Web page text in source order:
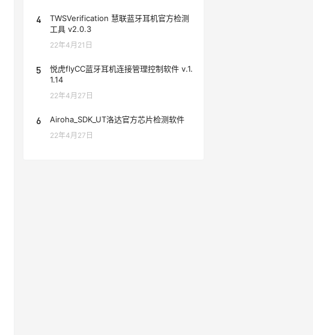
4
TWSVerification 慧联蓝牙耳机官方检测
工具 v2.0.3
22年4月21日
5
悦虎flyCC蓝牙耳机连接管理控制软件 v.1.
1.14
22年4月27日
6 Airoha_SDK_UT洛达官方芯片检测软件
22年4月27日